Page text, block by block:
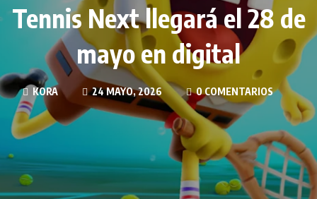
Tennis Next llegará el 28 de
mayo en digital
KORA 24 MAYO, 2026 0 COMENTARIOS